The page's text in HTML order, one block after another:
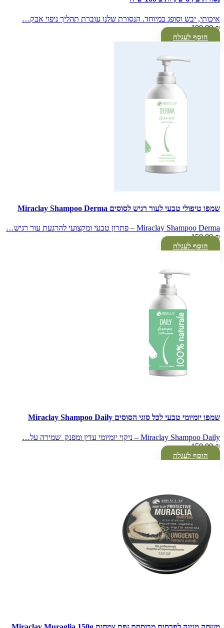
איכותי, יבש וסופג במיוחד. הנסורת שלנו עוברת תהליך ניפוי אבק…
100.00₪
הוסף לעגלה
שמפו טיפולי טבעי לעור רגיש לסוסים Miraclay Shampoo Derma
Miraclay Shampoo Derma – פתרון טבעי ומקצועי להרגעת עור רגיש…
150.00₪
הוסף לעגלה
שמפו יומיומי טבעי לכל סוגי הסוסים Miraclay Shampoo Daily
Miraclay Shampoo Daily – ניקוי יומיומי עדין ומפנק שמירה על…
150.00₪
הוסף לעגלה